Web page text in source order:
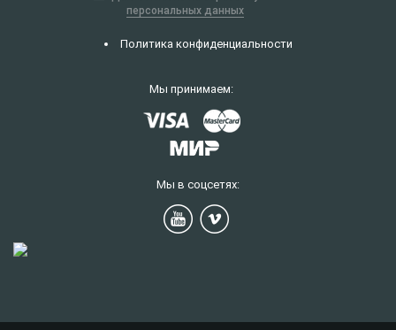
Мы принимаем:
Мы в соцсетях:
Политика конфиденциальности
персональных данных